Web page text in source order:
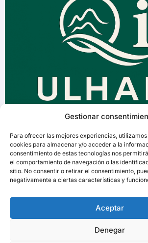
Gestionar
Para ofrecer las mejores experiencias,
cookies para almacenar y/o acceder a la
consentimiento de estas tecnologías nos
el comportamiento de navegación o las
sitio. No consentir o retirar el consentimiento,
negativamente a ciertas características y
Aceptar
Denegar